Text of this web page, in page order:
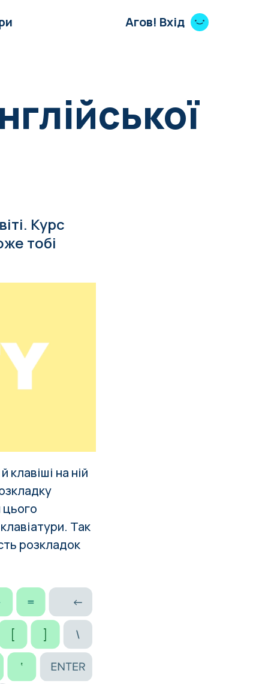
Агов! Вхід
Курс
тобі
на ній
цього
Так
розкладок